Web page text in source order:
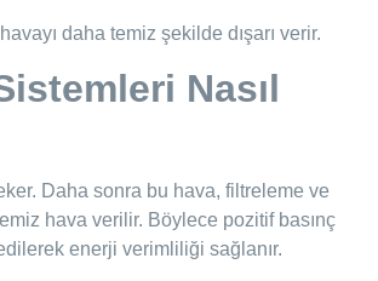
daha temiz şekilde dışarı verir.
Nasıl
Daha sonra bu hava, filtreleme ve
hava verilir. Böylece pozitif basınç
enerji verimliliği sağlanır.